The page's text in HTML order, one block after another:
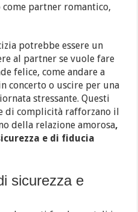
partner romantico,
potrebbe essere un
al partner se vuole fare
felice, come andare a
concerto o uscire per una
stressante. Questi
di complicità rafforzano il
della relazione amorosa,
e di fiducia
sicurezza e